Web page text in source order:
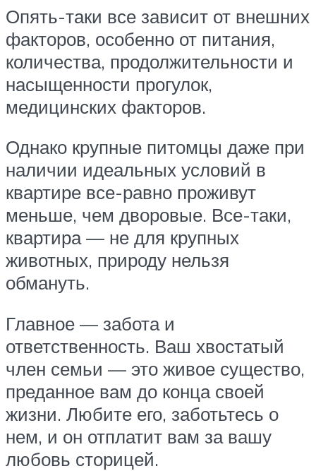
Опять-таки все зависит от внешних
факторов, особенно от питания,
количества, продолжительности и
насыщенности прогулок,
медицинских факторов.
Однако крупные питомцы даже при
наличии идеальных условий в
квартире все-равно проживут
меньше, чем дворовые. Все-таки,
квартира — не для крупных
животных, природу нельзя
обмануть.
Главное — забота и
ответственность. Ваш хвостатый
член семьи — это живое существо,
преданное вам до конца своей
жизни. Любите его, заботьтесь о
нем, и он отплатит вам за вашу
любовь сторицей.